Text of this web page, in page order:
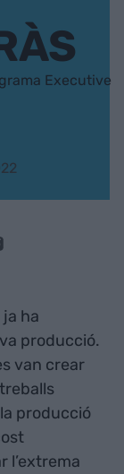
Executive
ha
producció.
van crear
producció
l’extrema